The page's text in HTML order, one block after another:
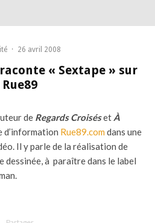
· 26 avril 2008
« Sextape » sur
Rue89
de Regards Croiséset À
Rue89.com dans une
Il y parle de la réalisation de
dessinée, à paraître dans le label